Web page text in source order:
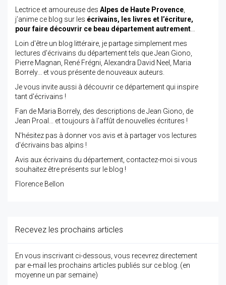
Lectrice et amoureuse des Alpes de Haute Provence,
j’anime ce blog sur les écrivains, les livres et l’écriture,
pour faire découvrir ce beau département autrement…
Loin d'être un blog littéraire, je partage simplement mes
lectures d'écrivains du département tels que Jean Giono,
Pierre Magnan, René Frégni, Alexandra David Neel, Maria
Borrely... et vous présente de nouveaux auteurs.
Je vous invite aussi à découvrir ce département qui inspire
tant d'écrivains !
Fan de Maria Borrely, des descriptions de Jean Giono, de
Jean Proal... et toujours à l'affût de nouvelles écritures !
N'hésitez pas à donner vos avis et à partager vos lectures
d'écrivains bas alpins !
Avis aux écrivains du département, contactez-moi si vous
souhaitez être présents sur le blog !
Florence Bellon
Recevez les prochains articles
En vous inscrivant ci-dessous, vous recevrez directement
par e-mail les prochains articles publiés sur ce blog. (en
moyenne un par semaine)